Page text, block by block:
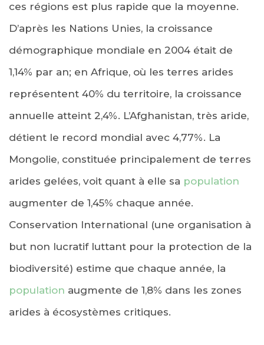
ces régions est plus rapide que la moyenne.
D’après les Nations Unies, la croissance
démographique mondiale en 2004 était de
1,14% par an; en Afrique, où les terres arides
représentent 40% du territoire, la croissance
annuelle atteint 2,4%. L’Afghanistan, très aride,
détient le record mondial avec 4,77%. La
Mongolie, constituée principalement de terres
arides gelées, voit quant à elle sa population
augmenter de 1,45% chaque année.
Conservation International (une organisation à
but non lucratif luttant pour la protection de la
biodiversité) estime que chaque année, la
population augmente de 1,8% dans les zones
arides à écosystèmes critiques.